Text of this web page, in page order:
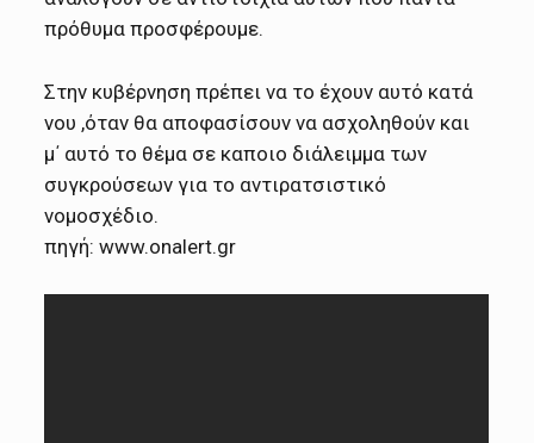
πρόθυμα προσφέρουμε.
Στην κυβέρνηση πρέπει να το έχουν αυτό κατά
νου ,όταν θα αποφασίσουν να ασχοληθούν και
μ΄ αυτό το θέμα σε καποιο διάλειμμα των
συγκρούσεων για το αντιρατσιστικό
νομοσχέδιο.
πηγή: www.onalert.gr